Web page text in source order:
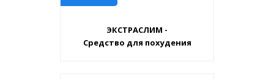
ЭКСТРАСЛИМ -
Средство для похудения